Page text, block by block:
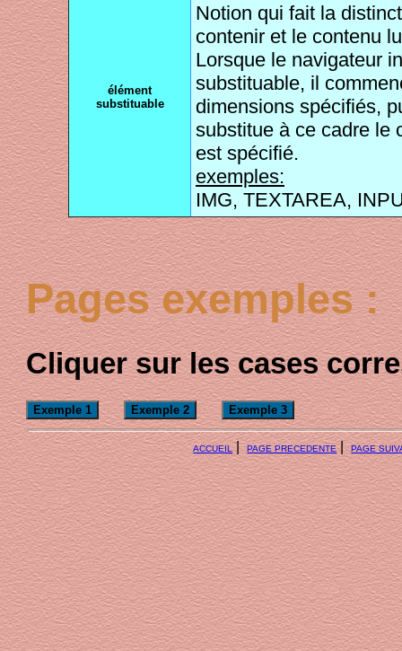
élément
substituable
Notion qui fait la
contenir et le contenu
Lorsque le navigateur
substituable, il
dimensions spécifiés,
substitue à ce cadre le
est spécifié.
exemples:
IMG, TEXTAREA,
Pages exemples :
Cliquer sur les cases
ACCUEIL|PAGE PRECEDENTE|PAGE